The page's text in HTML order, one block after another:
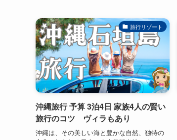
旅行リゾート
沖縄旅行 予算 3泊4日 家族4人の賢い
旅行のコツ ヴィラもあり
沖縄は、その美しい海と豊かな自然、独特の